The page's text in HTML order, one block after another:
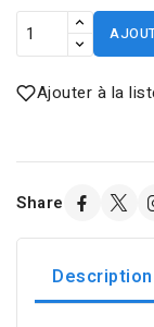
Ajouter à la
Share
Description